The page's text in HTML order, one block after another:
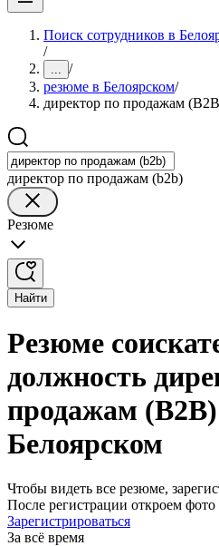
Поиск сотрудников в
/
... /
резюме в Белоярском/
директор по продажам
директор по продажам (b2b)
Резюме
Найти
Резюме
должность
продажам
Белоярском
Чтобы видеть все резюме,
После регистрации откроем фото
Зарегистрироваться
За всё время